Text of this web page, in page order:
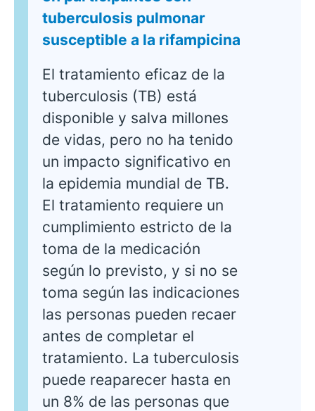
tuberculosis pulmonar
susceptible a la rifampicina
El tratamiento eficaz de la
tuberculosis (TB) está
disponible y salva millones
de vidas, pero no ha tenido
un impacto significativo en
la epidemia mundial de TB.
El tratamiento requiere un
cumplimiento estricto de la
toma de la medicación
según lo previsto, y si no se
toma según las indicaciones
las personas pueden recaer
antes de completar el
tratamiento. La tuberculosis
puede reaparecer hasta en
un 8% de las personas que